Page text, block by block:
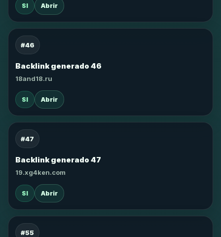
SI Abrir
#46
Backlink generado 46
18and18.ru
SI Abrir
#47
Backlink generado 47
19.xg4ken.com
SI Abrir
#55